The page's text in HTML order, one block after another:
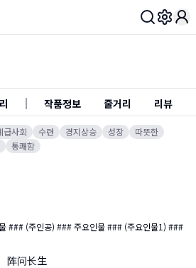
작품정보 줄거리 리뷰
급사회 수련 경지상승 성장
따뜻한
통쾌함
### (주인공) ### 주요인물 ### (주요인물1) ###
阵问长生